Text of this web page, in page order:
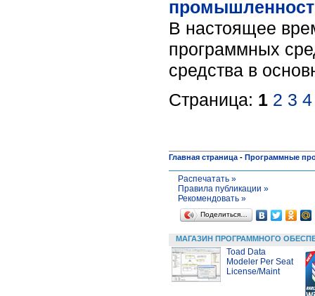
В настоящее
программных
средства в
Страница: 1 2 3 4
Главная страница - Программные
Распечатать »
Правила публикации »
Рекомендовать »
Поделиться…
МАГАЗИН ПРОГРАММНОГО
Toad Data
Modeler Per Seat
License/Maint